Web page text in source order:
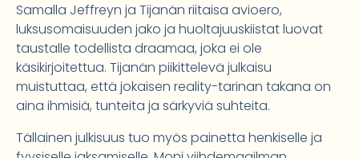
Samalla Jeffreyn ja Tijanän riitaisa avioero,
luksusomaisuuden jako ja huoltajuuskiistat luovat
taustalle todellista draamaa, joka ei ole
käsikirjoitettua. Tijanän piikittelevä julkaisu
muistuttaa, että jokaisen reality-tarinan takana on
aina ihmisiä, tunteita ja särkyviä suhteita.
Tällainen julkisuus tuo myös painetta henkiselle ja